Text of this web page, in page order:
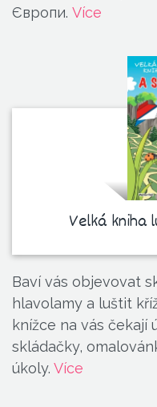
Європи. Více
Velká kniha
Baví vás objevovat
hlavolamy a luštit
knížce na vás čekají
skládačky,
úkoly. Více